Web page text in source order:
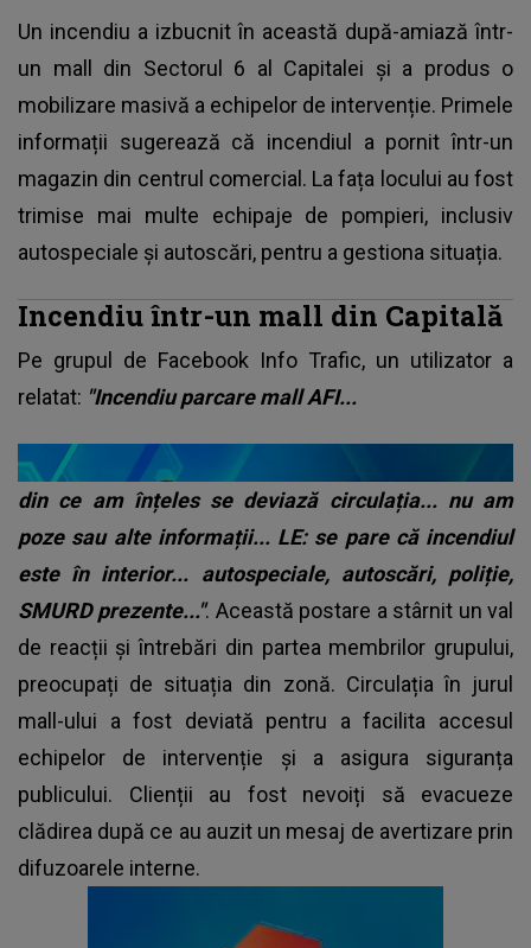
Un incendiu a izbucnit în această după-amiază într-
un mall din Sectorul 6 al Capitalei și a produs o
mobilizare masivă a echipelor de intervenție. Primele
informații sugerează că incendiul a pornit într-un
magazin din centrul comercial. La fața locului au fost
trimise mai multe echipaje de pompieri, inclusiv
autospeciale și autoscări, pentru a gestiona situația.
Incendiu într-un mall din Capitală
Pe grupul de Facebook Info Trafic, un utilizator a
relatat: "Incendiu parcare mall AFI...
din ce am înțeles se deviază circulația... nu am
poze sau alte informații... LE: se pare că incendiul
este în interior... autospeciale, autoscări, poliție,
SMURD prezente...". Această postare a stârnit un val
de reacții și întrebări din partea membrilor grupului,
preocupați de situația din zonă. Circulația în jurul
mall-ului a fost deviată pentru a facilita accesul
echipelor de intervenție și a asigura siguranța
publicului. Clienții au fost nevoiți să evacueze
clădirea după ce au auzit un mesaj de avertizare prin
difuzoarele interne.